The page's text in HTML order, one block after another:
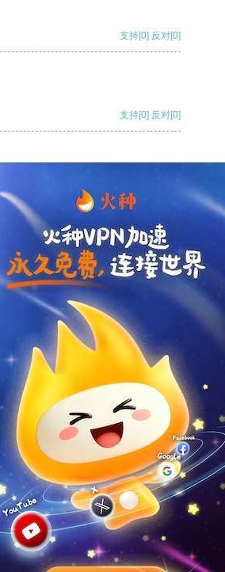
支持[0] 反对[0]
支持[0] 反对[0]
支持
支持[0] 反对[0]
支持[0] 反对[0]
旋风加速器
软件中心
anyconnect
速器
白鲸加速器
器 银河加速器
原子加速器
梯子官网 蜜蜂加速器